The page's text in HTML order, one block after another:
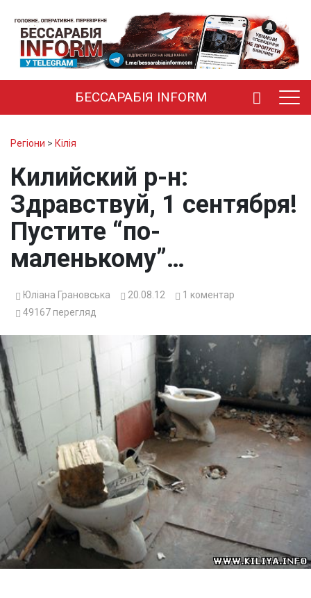
БЕССАРАБІЯ INFORM
Регіони > Кілія
Килийский р-н:
Здравствуй, 1 сентября!
Пустите “по-
маленькому”…
Юліана Грановська 20.08.12 1 коментар
49167 перегляд